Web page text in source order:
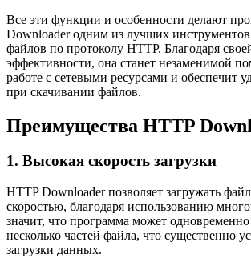
Все эти функции и особенности делают
Downloader одним из лучших инструментов
файлов по протоколу HTTP. Благодаря
эффективности, она станет незаменимой
работе с сетевыми ресурсами и обеспечит
при скачивании файлов.
Преимущества HTTP
1. Высокая скорость загрузки
HTTP Downloader позволяет загружать
скоростью, благодаря использованию
значит, что программа может одновременно
несколько частей файла, что существенно
загрузки данных.